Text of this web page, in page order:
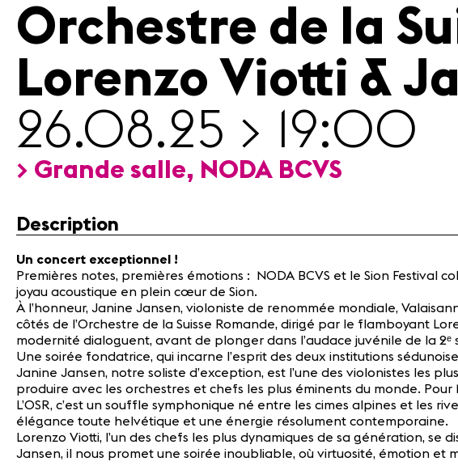
presse
Emplois
Mentions
légales
Contact
Orchestre de la
Lorenzo Viotti &
26.08.25 > 19:00
> Grande salle, NODA BCVS
Description
Un concert exceptionnel !
Premières notes, premières émotions : NODA BCVS et le Sion
joyau acoustique en plein cœur de Sion.
À l’honneur, Janine Jansen, violoniste de renommée mondiale,
côtés de l’Orchestre de la Suisse Romande, dirigé par le flamboyant
modernité dialoguent, avant de plonger dans l’audace juvénile de la 2ᵉ
Une soirée fondatrice, qui incarne l’esprit des deux institutions
Janine Jansen, notre soliste d’exception, est l’une des violonistes les
produire avec les orchestres et chefs les plus éminents du monde. Pour
L’OSR, c’est un souffle symphonique né entre les cimes alpines et les
élégance toute helvétique et une énergie résolument contemporaine.
Lorenzo Viotti, l’un des chefs les plus dynamiques de sa génération,
Jansen, il nous promet une soirée inoubliable, où virtuosité, émotion et